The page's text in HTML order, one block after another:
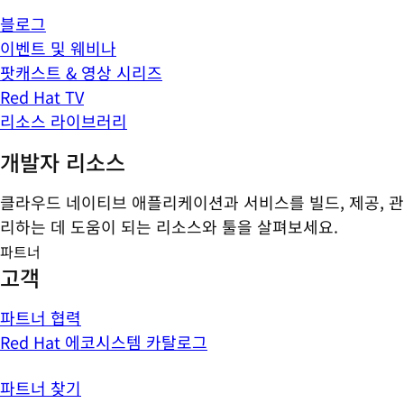
블로그
이벤트 및 웨비나
팟캐스트 & 영상 시리즈
Red Hat TV
리소스 라이브러리
개발자 리소스
클라우드 네이티브 애플리케이션과 서비스를 빌드, 제공, 관
리하는 데 도움이 되는 리소스와 툴을 살펴보세요.
파트너
고객
파트너 협력
Red Hat 에코시스템 카탈로그
파트너 찾기